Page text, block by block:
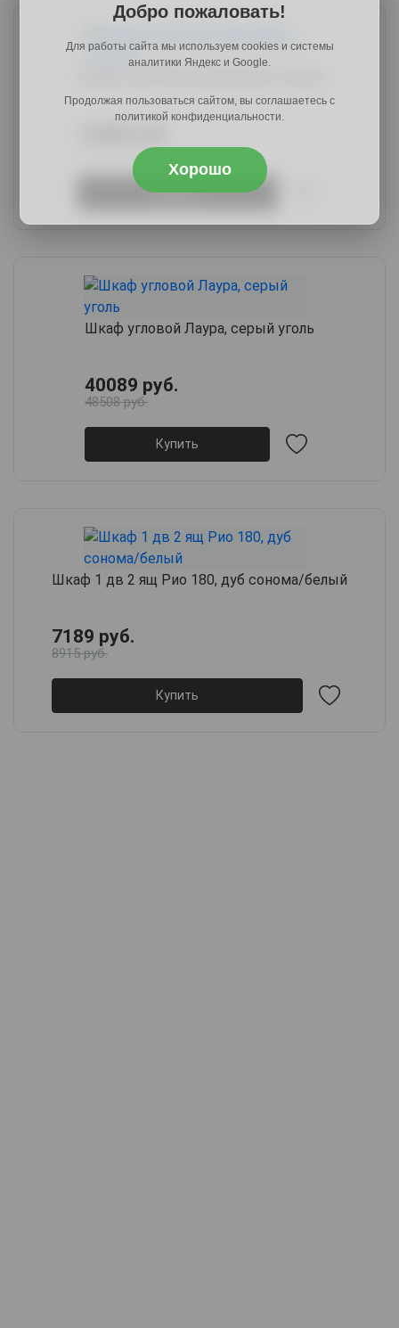
17677 руб.
Купить
Шкаф угловой Лаура, серый уголь
40089 руб.
48508 руб.
Купить
Шкаф 1 дв 2 ящ Рио 180, дуб сонома/белый
7189 руб.
8915 руб.
Купить
Добро пожаловать!
Для работы сайта мы используем cookies и системы
аналитики Яндекс и Google.
Продолжая пользоваться сайтом, вы соглашаетесь с
политикой конфиденциальности.
Хорошо